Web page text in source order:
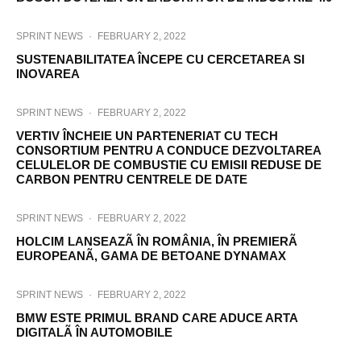
SPRINT NEWS · FEBRUARY 2, 2022
SUSTENABILITATEA ÎNCEPE CU CERCETAREA SI
INOVAREA
SPRINT NEWS · FEBRUARY 2, 2022
VERTIV ÎNCHEIE UN PARTENERIAT CU TECH
CONSORTIUM PENTRU A CONDUCE DEZVOLTAREA
CELULELOR DE COMBUSTIE CU EMISII REDUSE DE
CARBON PENTRU CENTRELE DE DATE
SPRINT NEWS · FEBRUARY 2, 2022
HOLCIM LANSEAZÃ ÎN ROMÂNIA, ÎN PREMIERÃ
EUROPEANÃ, GAMA DE BETOANE DYNAMAX
SPRINT NEWS · FEBRUARY 2, 2022
BMW ESTE PRIMUL BRAND CARE ADUCE ARTA
DIGITALÃ ÎN AUTOMOBILE